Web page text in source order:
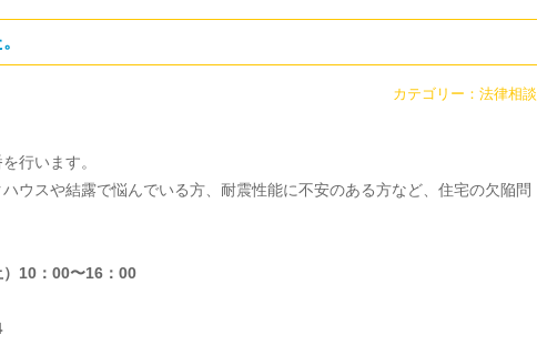
カテゴリー： 法律相談
行います。
ウスや結露で悩んでいる方、耐震性能に不安のある方など、住宅の欠陥問
10：00〜16：00